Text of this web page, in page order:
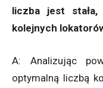
liczba jest
kolejnych
A: Analizując
optymalną liczbą